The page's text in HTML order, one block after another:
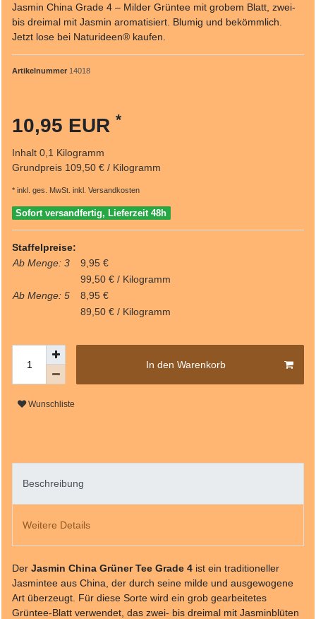
Jasmin China Grade 4 – Milder Grüntee mit grobem Blatt, zwei-
bis dreimal mit Jasmin aromatisiert. Blumig und bekömmlich.
Jetzt lose bei Naturideen® kaufen.
Artikelnummer 14018
10,95 EUR *
Inhalt 0,1 Kilogramm
Grundpreis 109,50 € / Kilogramm
* inkl. ges. MwSt. inkl. Versandkosten
Sofort versandfertig, Lieferzeit 48h
Staffelpreise:
Ab Menge: 3
9,95 €
99,50 € / Kilogramm
Ab Menge: 5
8,95 €
89,50 € / Kilogramm
In den Warenkorb
Wunschliste
Beschreibung
Weitere Details
Der Jasmin China Grüner Tee Grade 4 ist ein traditioneller
Jasmintee aus China, der durch seine milde und ausgewogene
Art überzeugt. Für diese Sorte wird ein grob gearbeitetes
Grüntee-Blatt verwendet, das zwei- bis dreimal mit Jasminblüten